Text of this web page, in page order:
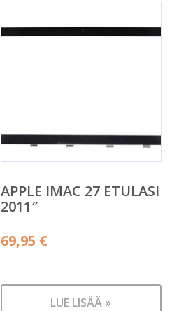
APPLE IMAC 27 ETULASI
2011″
69,95 €
LUE LISÄÄ »